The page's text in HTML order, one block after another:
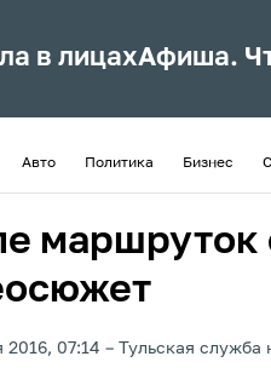
в лицахАфиша.
Авто Политика Бизнес
маршруток
2016, 07:14 Тульская служба